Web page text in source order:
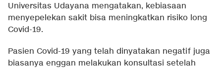
Universitas Udayana mengatakan, kebiasaan
menyepelekan sakit bisa meningkatkan risiko long
Covid-19.
Pasien Covid-19 yang telah dinyatakan negatif juga
biasanya enggan melakukan konsultasi setelah